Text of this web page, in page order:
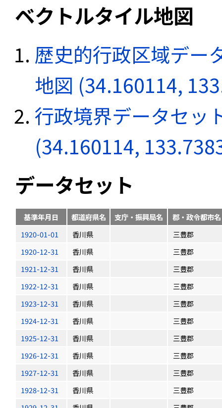
ベクトルタイル地図
歴史的行政区域デー
地図 (34.160114,
行政境界データセッ
(34.160114,
データセット
基準年月日 都道府県名 支庁・振興局名
郡・政令都市名
1920-01-01
香川県
三豊郡
1920-12-31
香川県
三豊郡
1921-12-31
香川県
三豊郡
1922-12-31
香川県
三豊郡
1923-12-31
香川県
三豊郡
1924-12-31
香川県
三豊郡
1925-12-31
香川県
三豊郡
1926-12-31
香川県
三豊郡
1927-12-31
香川県
三豊郡
1928-12-31
香川県
三豊郡